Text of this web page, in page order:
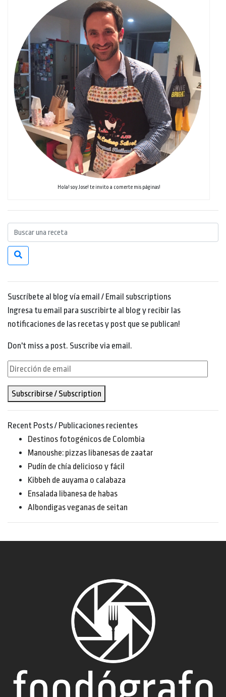
Hola! soy Jose! te invito a comerte mis páginas!
Suscríbete al blog vía email / Email subscriptions
Ingresa tu email para suscribirte al blog y recibir las
notificaciones de las recetas y post que se publican!
Don't miss a post. Suscribe via email.
Dirección
email
Subscribirse / Subscription
Recent Posts / Publicaciones recientes
Destinos fotogénicos de Colombia
Manoushe: pizzas libanesas de zaatar
Pudín de chía delicioso y fácil
Kibbeh de auyama o calabaza
Ensalada libanesa de habas
Albondigas veganas de seitan